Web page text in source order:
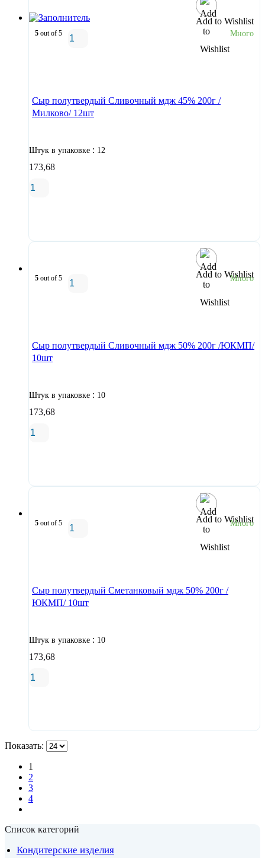
Add to Wishlist
5 out of 5 Много
Сыр полутвердый Сливочный мдж 45% 200г /
Милково/ 12шт
Штук в упаковке : 12
173,68
Add to Wishlist
5 out of 5 Много
Сыр полутвердый Сливочный мдж 50% 200г /ЮКМП/
10шт
Штук в упаковке : 10
173,68
Add to Wishlist
5 out of 5 Много
Сыр полутвердый Сметанковый мдж 50% 200г /
ЮКМП/ 10шт
Штук в упаковке : 10
173,68
Показать:
1
2
3
4
Список категорий
Кондитерские изделия